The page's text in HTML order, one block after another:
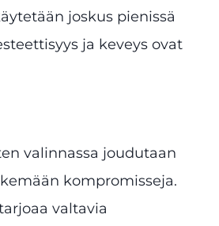
joskus pienissä
ja keveys ovat
valinnassa joudutaan
kompromisseja.
valtavia